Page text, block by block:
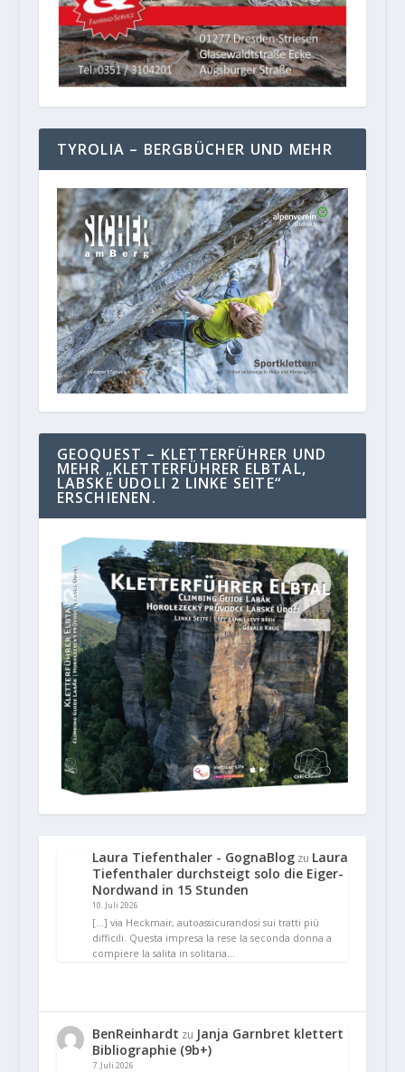
TYROLIA – BERGBÜCHER UND MEHR
GEOQUEST – KLETTERFÜHRER UND
MEHR „KLETTERFÜHRER ELBTAL,
LABSKE UDOLI 2 LINKE SEITE“
ERSCHIENEN.
Laura Tiefenthaler - GognaBlogzu Laura
Tiefenthaler durchsteigt solo die Eiger-
Nordwand in 15 Stunden
10. Juli 2026
[…] via Heckmair, autoassicurandosi sui tratti più
difficili. Questa impresa la rese la seconda donna a
compiere la salita in solitaria…
BenReinhardt zu Janja Garnbret klettert
Bibliographie (9b+)
7. Juli 2026